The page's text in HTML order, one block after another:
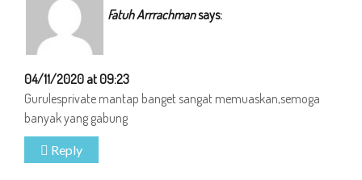
Fatuh Arrrachmansays:
04/11/2020 at 09:23
Gurulesprivate mantap banget sangat memuaskan,semoga
banyak yang gabung
Reply